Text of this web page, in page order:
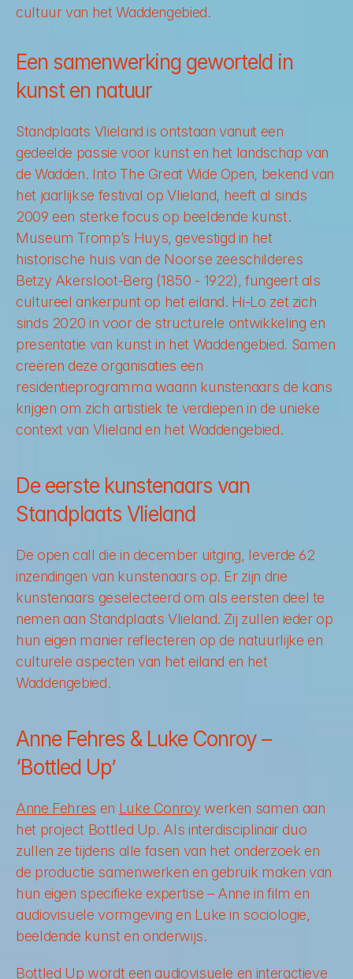
cultuur van het Waddengebied.
Een samenwerking geworteld in
kunst en natuur
Standplaats Vlieland is ontstaan vanuit een
gedeelde passie voor kunst en het landschap van
de Wadden. Into The Great Wide Open, bekend van
het jaarlijkse festival op Vlieland, heeft al sinds
2009 een sterke focus op beeldende kunst.
Museum Tromp’s Huys, gevestigd in het
historische huis van de Noorse zeeschilderes
Betzy Akersloot-Berg (1850 - 1922), fungeert als
cultureel ankerpunt op het eiland. Hi-Lo zet zich
sinds 2020 in voor de structurele ontwikkeling en
presentatie van kunst in het Waddengebied. Samen
creëren deze organisaties een
residentieprogramma waarin kunstenaars de kans
krijgen om zich artistiek te verdiepen in de unieke
context van Vlieland en het Waddengebied.
De eerste kunstenaars van
Standplaats Vlieland
De open call die in december uitging, leverde 62
inzendingen van kunstenaars op. Er zijn drie
kunstenaars geselecteerd om als eersten deel te
nemen aan Standplaats Vlieland. Zij zullen ieder op
hun eigen manier reflecteren op de natuurlijke en
culturele aspecten van het eiland en het
Waddengebied.
Anne Fehres & Luke Conroy –
‘Bottled Up’
Anne Fehres en Luke Conroy werken samen aan
het project Bottled Up. Als interdisciplinair duo
zullen ze tijdens alle fasen van het onderzoek en
de productie samenwerken en gebruik maken van
hun eigen specifieke expertise – Anne in film en
audiovisuele vormgeving en Luke in sociologie,
beeldende kunst en onderwijs.
Bottled Up wordt een audiovisuele en interactieve